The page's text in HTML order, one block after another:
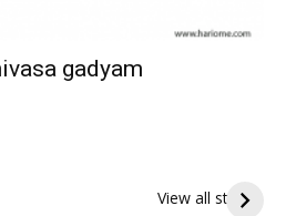
gadyam
View all stories
Shubhakanshalu